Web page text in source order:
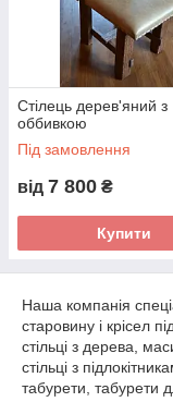
Стілець дерев'яний з
оббивкою
Під замовлення
від 7 800 ₴
Купити
Наша компанія
старовину і крісел
стільці з дерева,
стільці з
табурети, табурети